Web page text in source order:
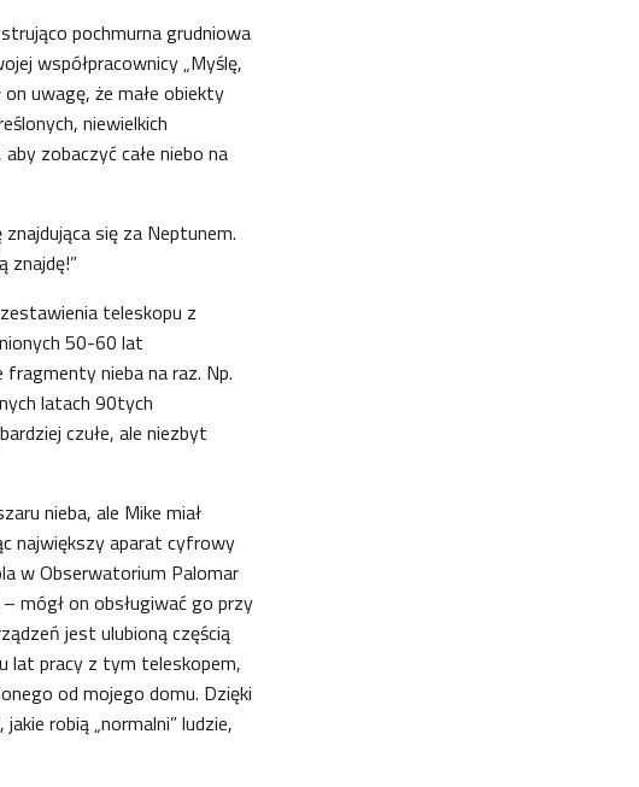
pochmurna grudniowa
współpracownicy „Myślę,
uwagę, że małe obiekty
niewielkich
zobaczyć całe niebo na
się za Neptunem.
znajdę!”
teleskopu z
50-60 lat
nieba na raz. Np.
latach 90tych
czułe, ale niezbyt
nieba, ale Mike miał
największy aparat cyfrowy
w Obserwatorium Palomar
mógł on obsługiwać go przy
jest ulubioną częścią
lat pracy z tym teleskopem,
od mojego domu. Dzięki
robią „normalni” ludzie,